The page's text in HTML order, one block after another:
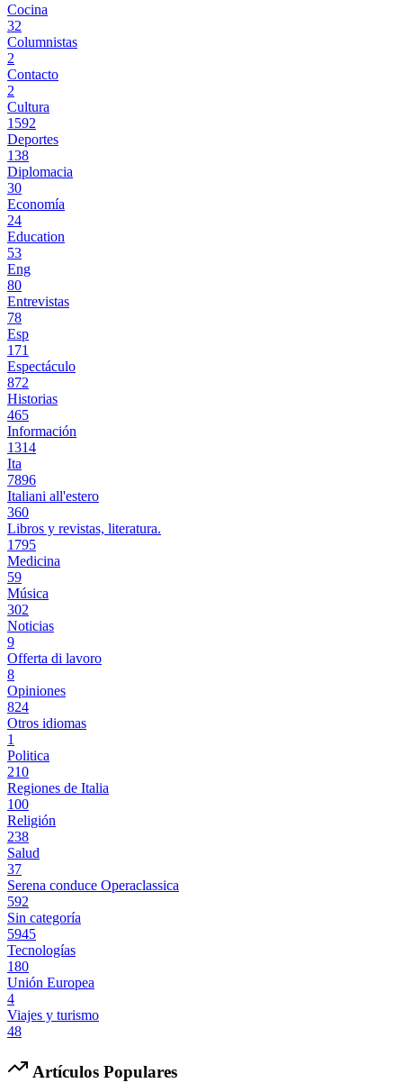
Cocina
32
Columnistas
2
Contacto
2
Cultura
1592
Deportes
138
Diplomacia
30
Economía
24
Education
53
Eng
80
Entrevistas
78
Esp
171
Espectáculo
872
Historias
465
Información
1314
Ita
7896
Italiani all'estero
360
Libros y revistas, literatura.
1795
Medicina
59
Música
302
Noticias
9
Offerta di lavoro
8
Opiniones
824
Otros idiomas
1
Politica
210
Regiones de Italia
100
Religión
238
Salud
37
Serena conduce Operaclassica
592
Sin categoría
5945
Tecnologías
180
Unión Europea
4
Viajes y turismo
48
Artículos Populares